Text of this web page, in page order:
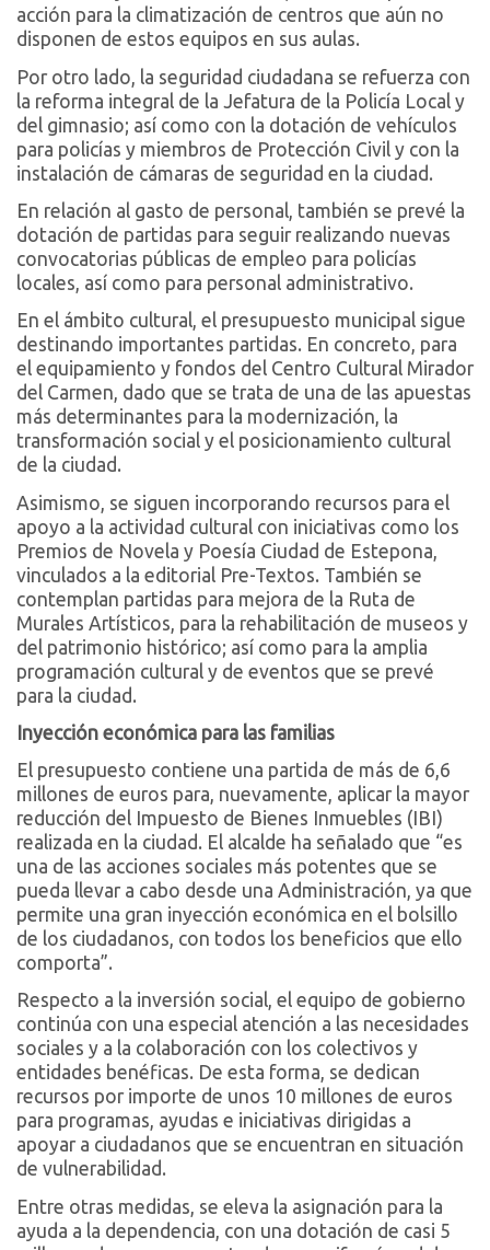
acción para la climatización de centros que aún no
disponen de estos equipos en sus aulas.
Por otro lado, la seguridad ciudadana se refuerza con
la reforma integral de la Jefatura de la Policía Local y
del gimnasio; así como con la dotación de vehículos
para policías y miembros de Protección Civil y con la
instalación de cámaras de seguridad en la ciudad.
En relación al gasto de personal, también se prevé la
dotación de partidas para seguir realizando nuevas
convocatorias públicas de empleo para policías
locales, así como para personal administrativo.
En el ámbito cultural, el presupuesto municipal sigue
destinando importantes partidas. En concreto, para
el equipamiento y fondos del Centro Cultural Mirador
del Carmen, dado que se trata de una de las apuestas
más determinantes para la modernización, la
transformación social y el posicionamiento cultural
de la ciudad.
Asimismo, se siguen incorporando recursos para el
apoyo a la actividad cultural con iniciativas como los
Premios de Novela y Poesía Ciudad de Estepona,
vinculados a la editorial Pre-Textos. También se
contemplan partidas para mejora de la Ruta de
Murales Artísticos, para la rehabilitación de museos y
del patrimonio histórico; así como para la amplia
programación cultural y de eventos que se prevé
para la ciudad.
Inyección económica para las familias
El presupuesto contiene una partida de más de 6,6
millones de euros para, nuevamente, aplicar la mayor
reducción del Impuesto de Bienes Inmuebles (IBI)
realizada en la ciudad. El alcalde ha señalado que “es
una de las acciones sociales más potentes que se
pueda llevar a cabo desde una Administración, ya que
permite una gran inyección económica en el bolsillo
de los ciudadanos, con todos los beneficios que ello
comporta”.
Respecto a la inversión social, el equipo de gobierno
continúa con una especial atención a las necesidades
sociales y a la colaboración con los colectivos y
entidades benéficas. De esta forma, se dedican
recursos por importe de unos 10 millones de euros
para programas, ayudas e iniciativas dirigidas a
apoyar a ciudadanos que se encuentran en situación
de vulnerabilidad.
Entre otras medidas, se eleva la asignación para la
ayuda a la dependencia, con una dotación de casi 5